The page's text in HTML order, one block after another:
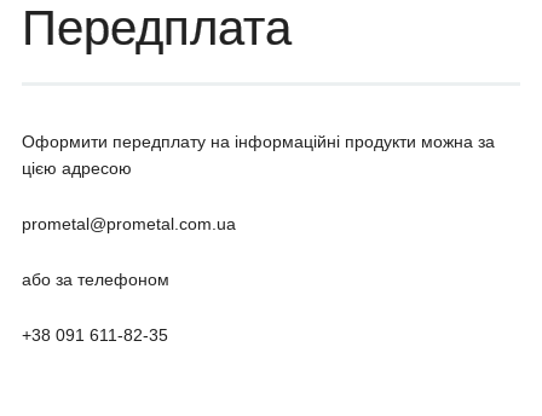
Передплата
Оформити передплату на інформаційні продукти можна за
цією адресою
prometal@prometal.com.ua
або за телефоном
+38 091 611-82-35